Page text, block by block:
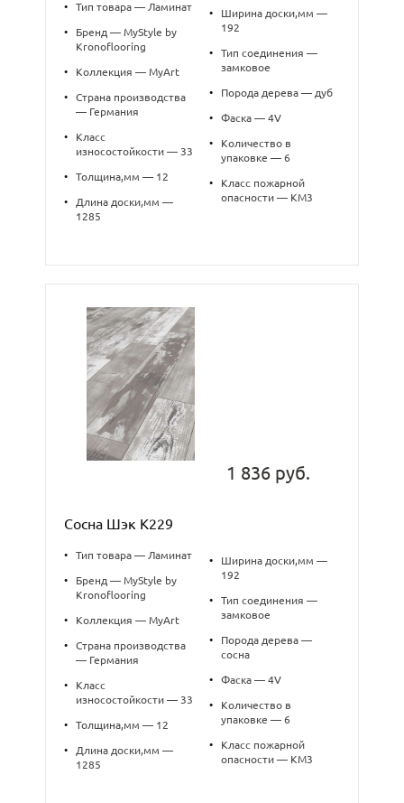
• Тип товара — Ламинат
•
Бренд — MyStyle by
Kronoflooring
• Коллекция — MyArt
•
Страна производства
— Германия
•
Класс
износостойкости — 33
• Толщина,мм — 12
•
Длина доски,мм —
1285
•
Ширина доски,мм —
192
•
Тип соединения —
замковое
• Порода дерева — дуб
• Фаска — 4V
•
Количество в
упаковке — 6
•
Класс пожарной
опасности — КМ3
1 836 руб.
Сосна Шэк K229
• Тип товара — Ламинат
•
Бренд — MyStyle by
Kronoflooring
• Коллекция — MyArt
•
Страна производства
— Германия
•
Класс
износостойкости — 33
• Толщина,мм — 12
•
Длина доски,мм —
1285
•
Ширина доски,мм —
192
•
Тип соединения —
замковое
•
Порода дерева —
сосна
• Фаска — 4V
•
Количество в
упаковке — 6
•
Класс пожарной
опасности — КМ3